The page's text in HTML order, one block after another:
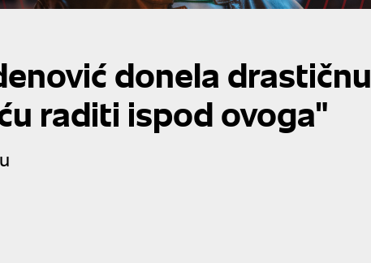
donela drastičnu
raditi ispod ovoga"